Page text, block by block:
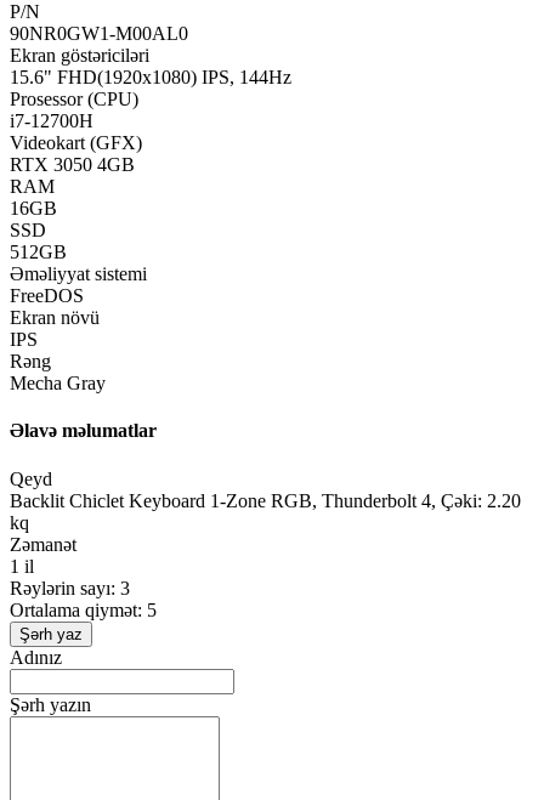
P/N
90NR0GW1-M00AL0
Ekran göstəriciləri
15.6" FHD(1920x1080) IPS, 144Hz
Prosessor (CPU)
i7-12700H
Videokart (GFX)
RTX 3050 4GB
RAM
16GB
SSD
512GB
Əməliyyat sistemi
FreeDOS
Ekran növü
IPS
Rəng
Mecha Gray
Əlavə məlumatlar
Qeyd
Backlit Chiclet Keyboard 1-Zone RGB, Thunderbolt 4, Çəki: 2.20
kq
Zəmanət
1 il
Rəylərin sayı: 3
Ortalama qiymət: 5
Şərh yaz
Adınız
Şərh yazın